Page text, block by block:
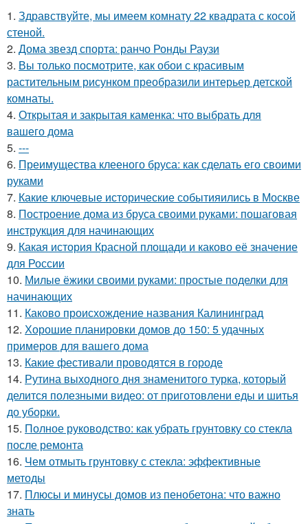
1. Здравствуйте, мы имеем комнату 22 квадрата с косой
стеной.
2. Дома звезд спорта: ранчо Ронды Раузи
3. Вы только посмотрите, как обои с красивым
растительным рисунком преобразили интерьер детской
комнаты.
4. Открытая и закрытая каменка: что выбрать для
вашего дома
5. ---
6. Преимущества клееного бруса: как сделать его своими
руками
7. Какие ключевые исторические событияились в Москве
8. Построение дома из бруса своими руками: пошаговая
инструкция для начинающих
9. Какая история Красной площади и каково её значение
для России
10. Милые ёжики своими руками: простые поделки для
начинающих
11. Каково происхождение названия Калининград
12. Хорошие планировки домов до 150: 5 удачных
примеров для вашего дома
13. Какие фестивали проводятся в городе
14. Рутина выходного дня знаменитого турка, который
делится полезными видео: от приготовлени еды и шитья
до уборки.
15. Полное руководство: как убрать грунтовку со стекла
после ремонта
16. Чем отмыть грунтовку с стекла: эффективные
методы
17. Плюсы и минусы домов из пенобетона: что важно
знать